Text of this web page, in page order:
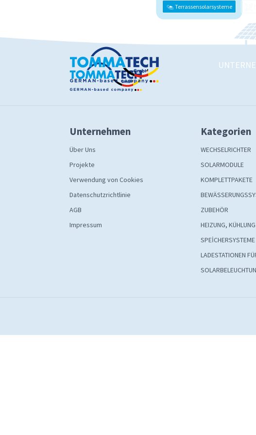
Terrassensolarsysteme
Unternehmen
Über Uns
Projekte
Verwendung von Cookies
Datenschutzrichtlinie
AGB
Impressum
Kategorien
WECHSELRICHTER
SOLARMODULE
KOMPLETTPAKETE
ZUBEHÖR
HEIZUNG,
SPEİCHERSYSTEME
LADESTATIONEN